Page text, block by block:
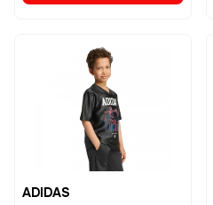
ADIDAS